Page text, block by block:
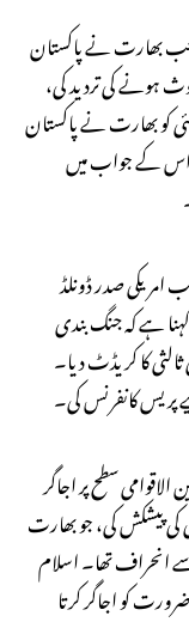
بھارت نے پاکستان
ہونے کی تردید کی،
تیزی سے فوجی تنازع میں بدل گئی۔ 7 مئی کو بھارت نے پاکستان
اس کے جواب میں
جاری رہا، جب امریکی صدر ڈونلڈ
ہے کہ جنگ بندی
کا کریڈٹ دیا۔
کانفرنس کی۔
سطح پر اجاگر
پیشکش کی، جو بھارت
انحراف تھا۔ اسلام
کو اجاگر کرتا